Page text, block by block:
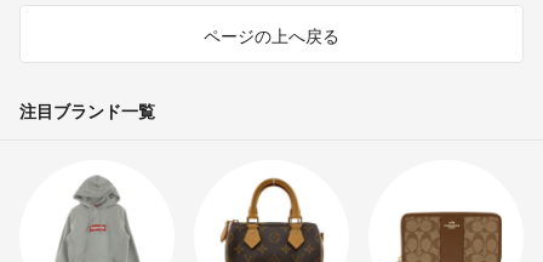
ページの上へ戻る
注目ブランド一覧